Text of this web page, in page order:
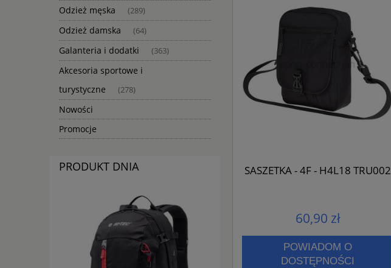
Odzież męska (289)
Odzież damska (64)
Galanteria i dodatki (363)
Akcesoria sportowe i
turystyczne
(278)
Nowości
Promocje
PRODUKT DNIA SASZETKA - 4F - H4L18 TRU002
60,90 zł
POWIADOM O
DOSTĘPNOŚCI